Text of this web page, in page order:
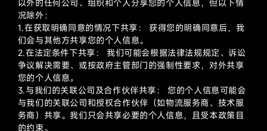
以外的任何公司、组织和个人分享您的个人信息，但以下情
况除外：
1.在获取明确同意的情况下共享： 获得您的明确同意后，我
们会与其他方共享您的个人信息。
2.在法定条件下共享： 我们可能会根据法律法规规定、诉讼
争议解决需要、或按政府主管部门的强制性要求，对外共享
您的个人信息。
3.与我们的关联公司及合作伙伴共享： 您的个人信息可能会
与我们的关联公司和授权合作伙伴（如物流服务商、技术服
务商）共享。我们只会共享必要的个人信息，且受本政策目
的约束。